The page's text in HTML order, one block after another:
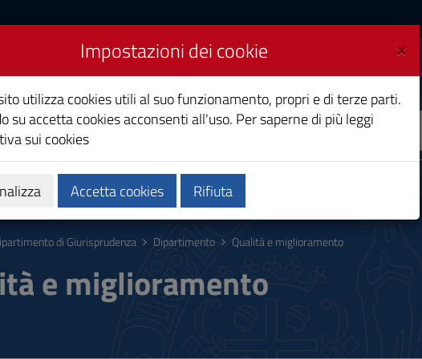
Persone
di Giurisprudenza Dipartimento Qualità e miglioramento
e miglioramento
×
Impostazioni dei cookie
utilizza cookies utili al suo funzionamento, propri e di terze parti.
su accetta cookies acconsenti all'uso. Per saperne di più leggi
sui cookies
Accetta cookies Rifiuta